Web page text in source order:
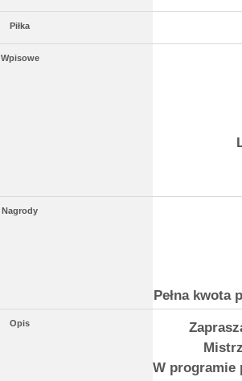
Piłka
Wpisowe
Nagrody
Pełna kwota
Opis
W programie